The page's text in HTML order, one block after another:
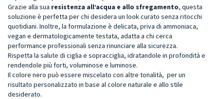
Grazie alla sua resistenza all’acqua e allo sfregamento, questa
soluzione è perfetta per chi desidera un look curato senza ritocchi
quotidiani. Inoltre, la formulazione è delicata, priva di ammoniaca,
vegan e dermatologicamente testata, adatta a chi cerca
performance professionali senza rinunciare alla sicurezza.
Rispetta la salute di ciglia e sopracciglia, idratandole in profondità e
rendendole più forti, voluminose e luminose.
Il colore nero può essere miscelato con altre tonalità, per un
risultato personalizzato in base al colore naturale e allo stile
desiderato.